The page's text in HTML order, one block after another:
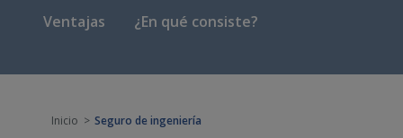
Ventajas ¿En qué consiste?
Inicio Seguro de ingeniería